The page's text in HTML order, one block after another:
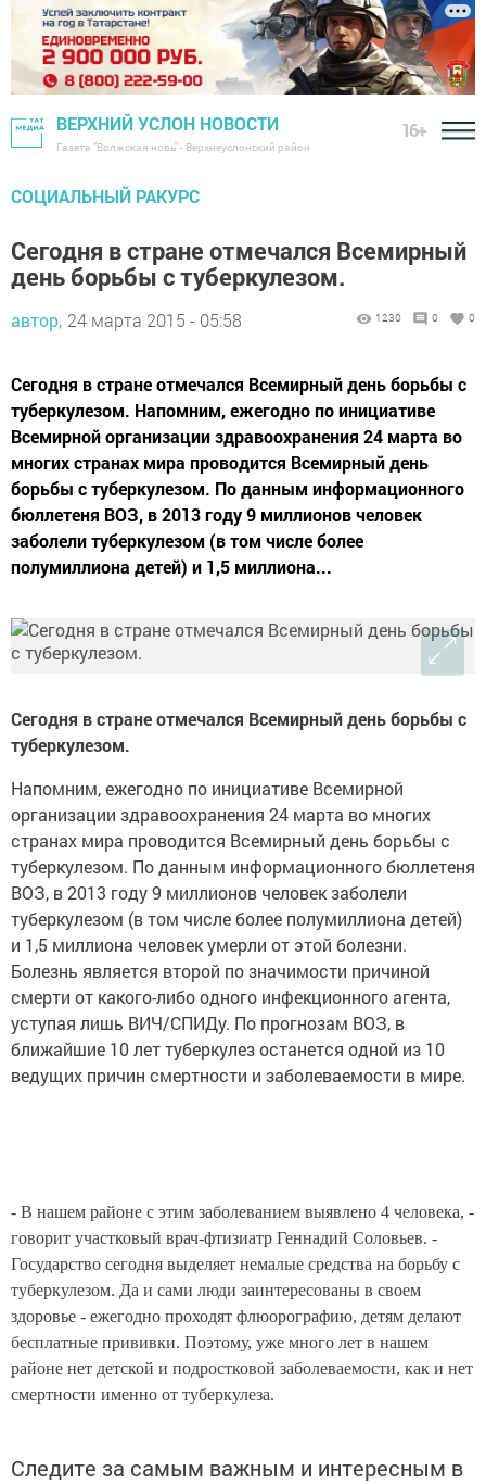
ВЕРХНИЙ УСЛОН НОВОСТИ
Газета "Волжская новь" - Верхнеуслонский район
16+
СОЦИАЛЬНЫЙ РАКУРС
Сегодня в стране отмечался Всемирный
день борьбы с туберкулезом.
автор, 24 марта 2015 - 05:58 1230 0 0
Сегодня в стране отмечался Всемирный день борьбы с
туберкулезом. Напомним, ежегодно по инициативе
Всемирной организации здравоохранения 24 марта во
многих странах мира проводится Всемирный день
борьбы с туберкулезом. По данным информационного
бюллетеня ВОЗ, в 2013 году 9 миллионов человек
заболели туберкулезом (в том числе более
полумиллиона детей) и 1,5 миллиона...
Сегодня в стране отмечался Всемирный день борьбы с
туберкулезом.
Напомним, ежегодно по инициативе Всемирной
организации здравоохранения 24 марта во многих
странах мира проводится Всемирный день борьбы с
туберкулезом. По данным информационного бюллетеня
ВОЗ, в 2013 году 9 миллионов человек заболели
туберкулезом (в том числе более полумиллиона детей)
и 1,5 миллиона человек умерли от этой болезни.
Болезнь является второй по значимости причиной
смерти от какого-либо одного инфекционного агента,
уступая лишь ВИЧ/СПИДу. По прогнозам ВОЗ, в
ближайшие 10 лет туберкулез останется одной из 10
ведущих причин смертности и заболеваемости в мире.
- В нашем районе с этим заболеванием выявлено 4 человека, -
говорит участковый врач-фтизиатр Геннадий Соловьев. -
Государство сегодня выделяет немалые средства на борьбу с
туберкулезом. Да и сами люди заинтересованы в своем
здоровье - ежегодно проходят флюорографию, детям делают
бесплатные прививки. Поэтому, уже много лет в нашем
районе нет детской и подростковой заболеваемости, как и нет
смертности именно от туберкулеза.
Следите за самым важным и интересным в